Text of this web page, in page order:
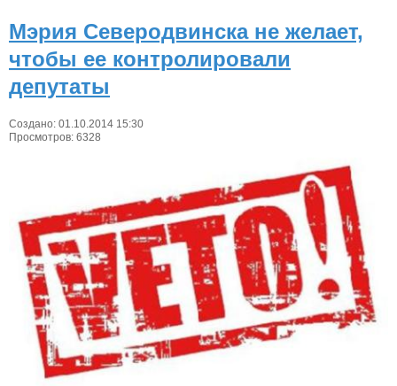
Мэрия Северодвинска не желает,
чтобы ее контролировали
депутаты
Создано: 01.10.2014 15:30
Просмотров: 6328